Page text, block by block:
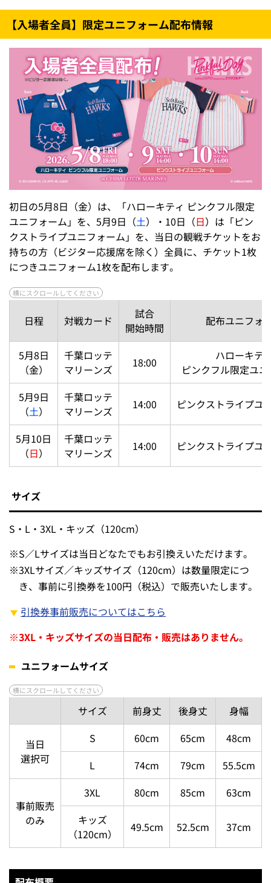
【入場者全員】限定ユニフォーム配布情報
初日の5月8日（金）は、「ハローキティ ピンクフル限定
ユニフォーム」を、5月9日（土）・10日（日）は「ピン
クストライプユニフォーム」を、当日の観戦チケットをお
持ちの方（ビジター応援席を除く）全員に、チケット1枚
につきユニフォーム1枚を配布します。
日程 対戦カード
試合
開始時間
配布ユニフォ
5月8日
（金）
千葉ロッテ
マリーンズ
18:00
ハローキテ
ピンクフル限定ユ
5月9日
（土）
千葉ロッテ
マリーンズ
14:00 ピンクストライプユ
5月10日
（日）
千葉ロッテ
マリーンズ
14:00 ピンクストライプユ
サイズ
S・L・3XL・キッズ（120cm）
※S／Lサイズは当日どなたでもお引換えいただけます。
※3XLサイズ／キッズサイズ（120cm）は数量限定につ
き、事前に引換券を100円（税込）で販売いたします。
引換券事前販売についてはこちら
※3XL・キッズサイズの当日配布・販売はありません。
ユニフォームサイズ
サイズ 前身丈 後身丈 身幅
当日
選択可
S 60cm 65cm
48cm
L
74cm 79cm 55.5cm
事前販売
のみ
3XL 80cm 85cm
63cm
キッズ
（120cm）
49.5cm 52.5cm 37cm